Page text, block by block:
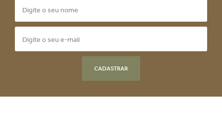
CADASTRAR